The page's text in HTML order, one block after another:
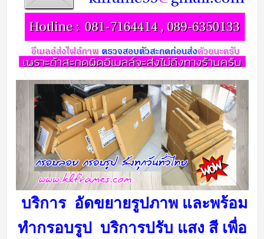
บริการ อัดขยายรูปภาพ และพร้อม
ทำกรอบรูป บริการปรับ แสง สี เพื่อ